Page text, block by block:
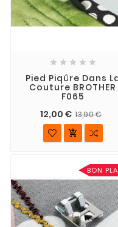
    
Pied Piqûre Dans
Couture BROTHER
F065
12,00 € 13,90 €

BON